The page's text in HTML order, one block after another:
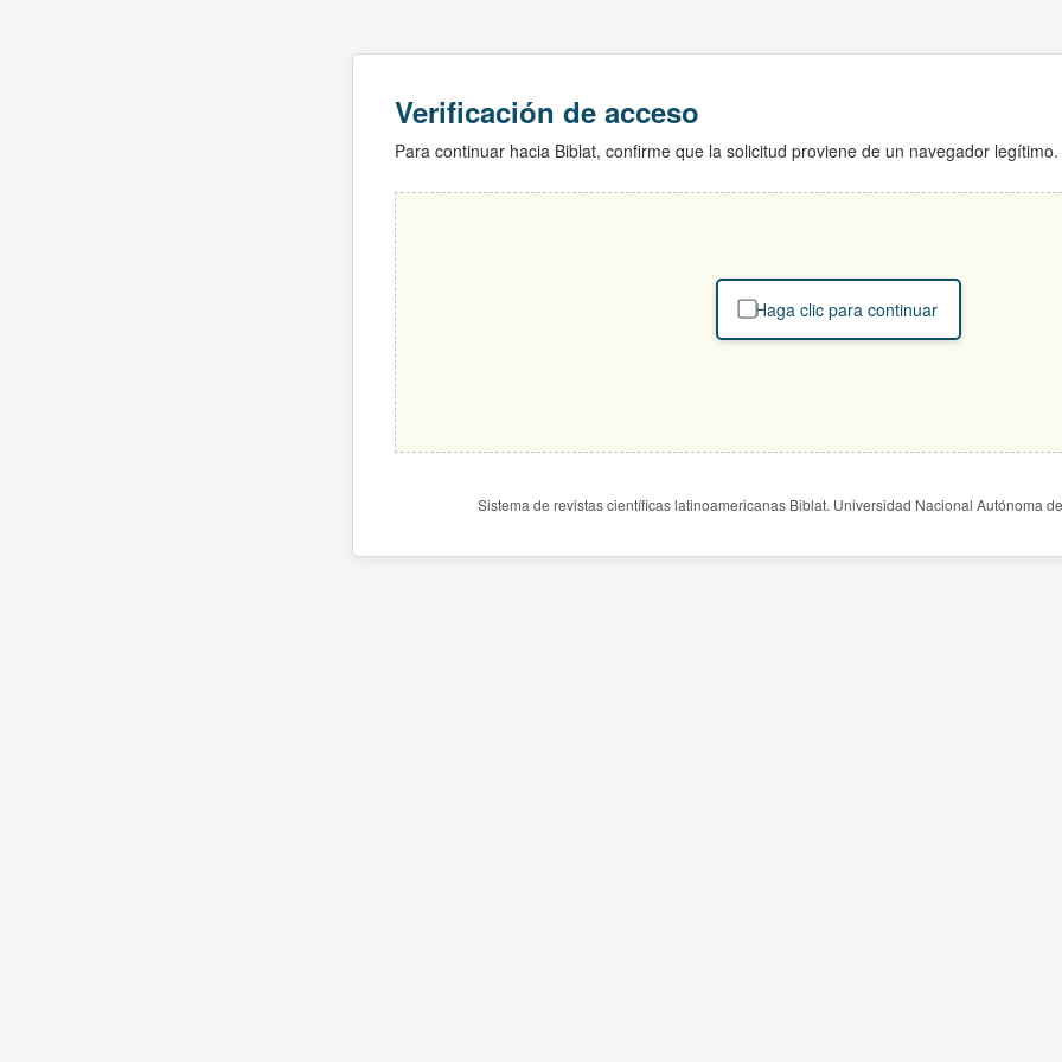
Verificación de acceso
Para continuar hacia Biblat, confirme que la solicitud proviene de un navegador legítimo.
Haga clic para continuar
Sistema de revistas científicas latinoamericanas Biblat. Universidad Nacional Autónoma